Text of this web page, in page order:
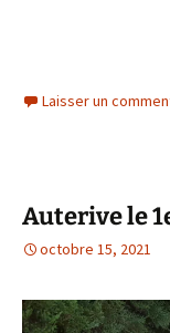
Laisser un
Auterive le
octobre 15, 2021